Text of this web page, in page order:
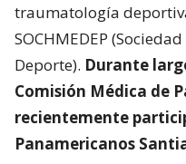
traumatología
SOCHMEDEP
Deporte). Durante
Comisión Médica de
recientemente
Panamericanos